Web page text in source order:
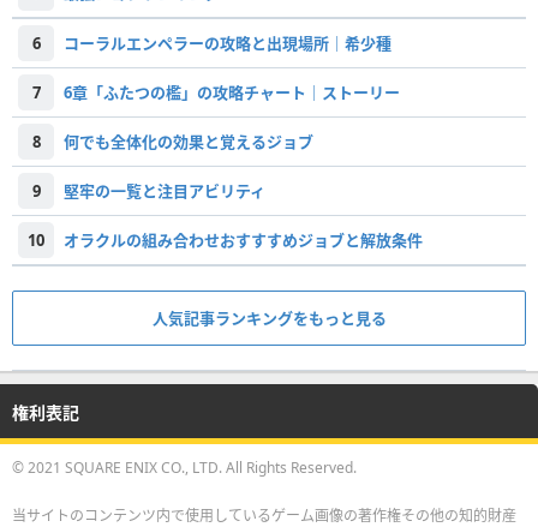
6 コーラルエンペラーの攻略と出現場所｜希少種
7 6章「ふたつの檻」の攻略チャート｜ストーリー
8 何でも全体化の効果と覚えるジョブ
9 堅牢の一覧と注目アビリティ
10 オラクルの組み合わせおすすすめジョブと解放条件
人気記事ランキングをもっと見る
権利表記
© 2021 SQUARE ENIX CO., LTD. All Rights Reserved.
当サイトのコンテンツ内で使用しているゲーム画像の著作権その他の知的財産